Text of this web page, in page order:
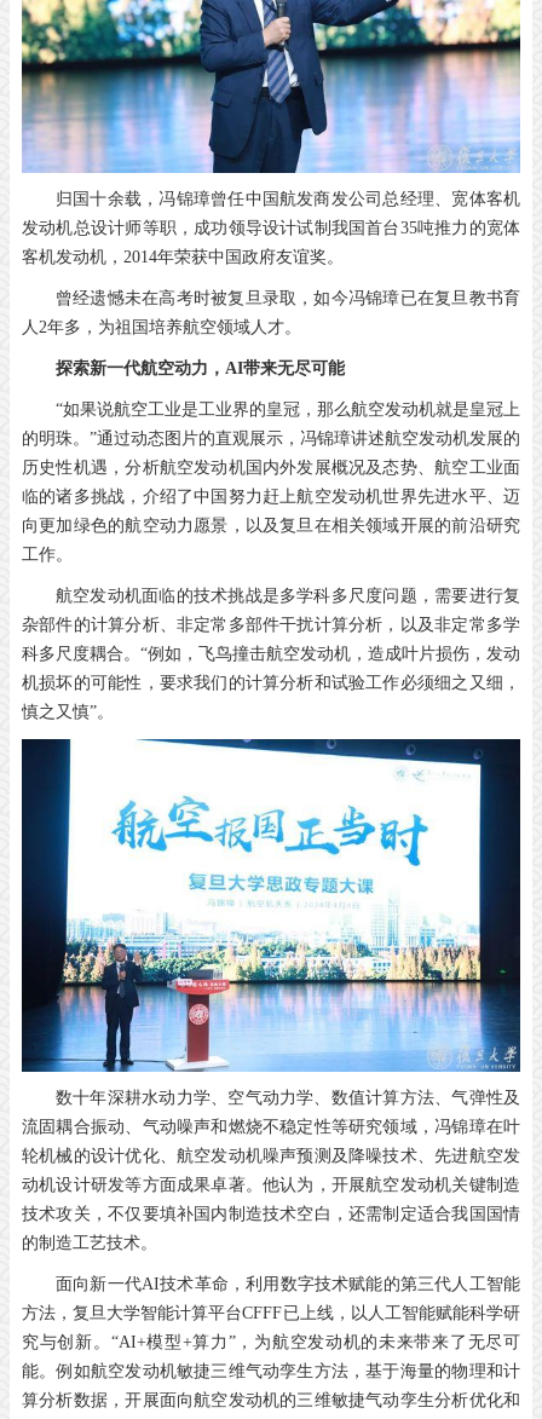
归国十余载，冯锦璋曾任中国航发商发公司总经理、宽体客机
发动机总设计师等职，成功领导设计试制我国首台35吨推力的宽体
客机发动机，2014年荣获中国政府友谊奖。
曾经遗憾未在高考时被复旦录取，如今冯锦璋已在复旦教书育
人2年多，为祖国培养航空领域人才。
探索新一代航空动力， AI带来无尽可能
“如果说航空工业是工业界的皇冠，那么航空发动机就是皇冠上
的明珠。”通过动态图片的直观展示，冯锦璋讲述航空发动机发展的
历史性机遇，分析航空发动机国内外发展概况及态势、航空工业面
临的诸多挑战，介绍了中国努力赶上航空发动机世界先进水平、迈
向更加绿色的航空动力愿景，以及复旦在相关领域开展的前沿研究
工作。
航空发动机面临的技术挑战是多学科多尺度问题，需要进行复
杂部件的计算分析、非定常多部件干扰计算分析，以及非定常多学
科多尺度耦合。“例如，飞鸟撞击航空发动机，造成叶片损伤，发动
机损坏的可能性，要求我们的计算分析和试验工作必须细之又细，
慎之又慎”。
数十年深耕水动力学、空气动力学、数值计算方法、气弹性及
流固耦合振动、气动噪声和燃烧不稳定性等研究领域，冯锦璋在叶
轮机械的设计优化、航空发动机噪声预测及降噪技术、先进航空发
动机设计研发等方面成果卓著。他认为，开展航空发动机关键制造
技术攻关，不仅要填补国内制造技术空白，还需制定适合我国国情
的制造工艺技术。
面向新一代AI技术革命，利用数字技术赋能的第三代人工智能
方法，复旦大学智能计算平台CFFF已上线，以人工智能赋能科学研
究与创新。“AI+模型+算力”，为航空发动机的未来带来了无尽可
能。例如航空发动机敏捷三维气动孪生方法，基于海量的物理和计
算分析数据，开展面向航空发动机的三维敏捷气动孪生分析优化和